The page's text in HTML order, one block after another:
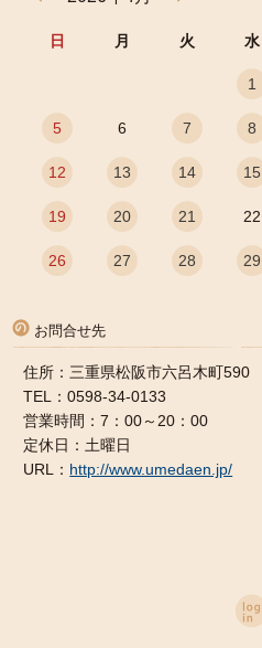
日 月 火 水
1
5 6 7 8
12 13 14 15
19 20 21 22
26 27 28 29
お問合せ先
住所：三重県松阪市六呂木町590
TEL：0598-34-0133
営業時間：7：00～20：00
定休日：土曜日
URL： http://www.umedaen.jp/